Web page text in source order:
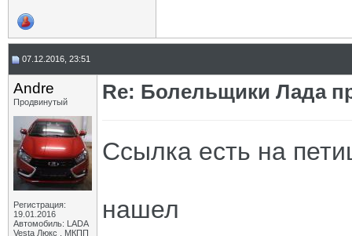
07.12.2016, 23:51
Andre
Продвинутый
Регистрация:
19.01.2016
Автомобиль: LADA
Vesta Люкс , МКПП
Re: Болельщики Лада
Ссылка есть на
нашел